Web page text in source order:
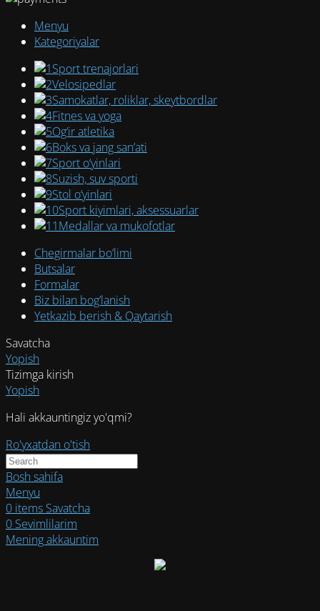
Menyu
Kategoriyalar
Sport trenajorlari
Velosipedlar
Samokatlar, roliklar, skeytbordlar
Fitnes va yoga
Og‘ir atletika
Boks va jang san’ati
Sport o‘yinlari
Suzish, suv sporti
Stol o‘yinlari
Sport kiyimlari, aksessuarlar
Medallar va mukofotlar
Chegirmalar bo’limi
Butsalar
Formalar
Biz bilan bog’lanish
Yetkazib berish & Qaytarish
Savatcha
Yopish
Tizimga kirish
Yopish
Hali akkauntingiz yo'qmi?
Ro'yxatdan o'tish
Bosh sahifa
Menyu
0 items Savatcha
0 Sevimlilarim
Mening akkauntim